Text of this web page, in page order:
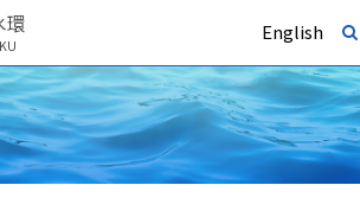
環 English